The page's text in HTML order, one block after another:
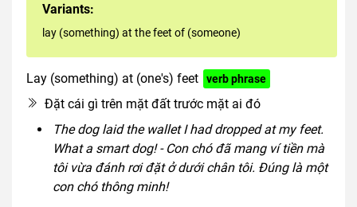
Variants:
lay (something) at the feet of (someone)
Lay (something) at (one's) feet verb phrase
Đặt cái gì trên mặt đất trước mặt ai đó
The dog laid the wallet I had dropped at my feet.
What a smart dog! - Con chó đã mang ví tiền mà
tôi vừa đánh rơi đặt ở dưới chân tôi. Đúng là một
con chó thông minh!